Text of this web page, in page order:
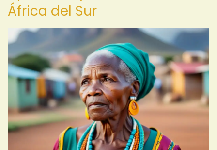
África del Sur